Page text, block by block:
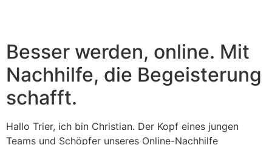
Besser werden, online. Mit
Nachhilfe, die Begeisterung
schafft.
Hallo Trier, ich bin Christian. Der Kopf eines jungen
Teams und Schöpfer unseres Online-Nachhilfe